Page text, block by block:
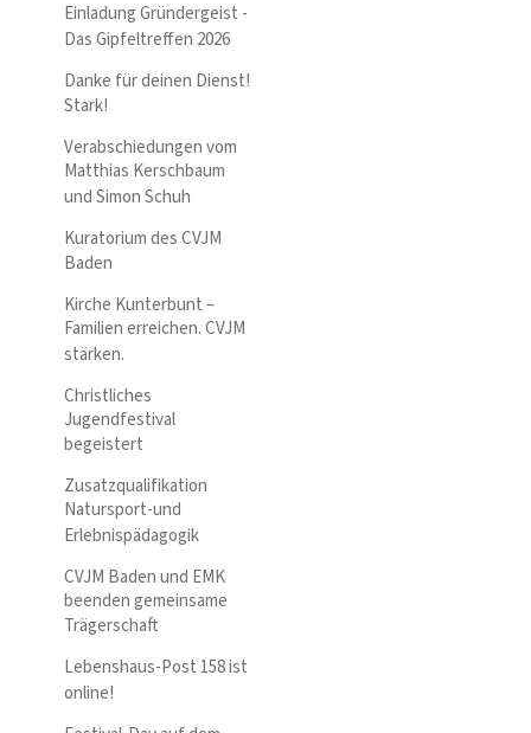
Einladung Gründergeist -
Das Gipfeltreffen 2026
Danke für deinen Dienst!
Stark!
Verabschiedungen vom
Matthias Kerschbaum
und Simon Schuh
Kuratorium des CVJM
Baden
Kirche Kunterbunt –
Familien erreichen. CVJM
stärken.
Christliches
Jugendfestival
begeistert
Zusatzqualifikation
Natursport-und
Erlebnispädagogik
CVJM Baden und EMK
beenden gemeinsame
Trägerschaft
Lebenshaus-Post 158 ist
online!